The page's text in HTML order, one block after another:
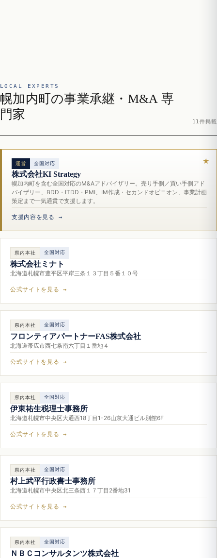
LOCAL EXPERTS
幌加内町の事業承継・M&A 専
門家
11件掲載
運営 全国対応
株式会社KI Strategy
幌加内町を含む全国対応のM&Aアドバイザリー。売り手側／買い手側アド
バイザリー、BDD・ITDD・PMI、IM作成・セカンドオピニオン、事業計画
策定まで一気通貫で支援します。
支援内容を見る →
県内本社 全国対応
株式会社ミナト
北海道札幌市豊平区平岸三条１３丁目５番１０号
公式サイトを見る →
県内本社 全国対応
フロンティアパートナーFAS株式会社
北海道帯広市西七条南六丁目１番地４
公式サイトを見る →
県内本社 全国対応
伊東祐生税理士事務所
北海道札幌市中央区大通西18丁目1-26山京大通ビル別館6F
公式サイトを見る →
県内本社 全国対応
村上武平行政書士事務所
北海道札幌市中央区北三条西１７丁目2番地31
公式サイトを見る →
県内本社 全国対応
ＮＢＣコンサルタンツ株式会社